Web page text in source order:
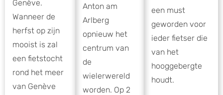
Genève.
Wanneer de
herfst op zijn
mooist is zal
een fietstocht
rond het meer
van Genève
Anton am
Arlberg
opnieuw het
centrum van
de
wielerwereld
worden. Op 2
een must
geworden voor
ieder fietser die
van het
hooggebergte
houdt.